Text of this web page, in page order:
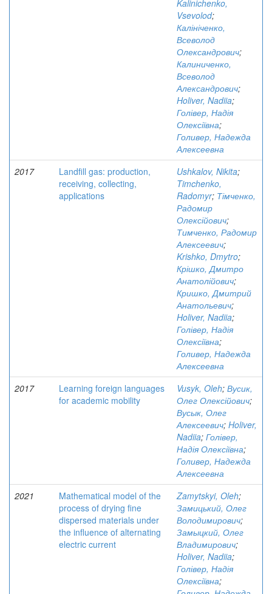
Kalinichenko,
Vsevolod;
Калініченко,
Всеволод
Олександрович;
Калиниченко,
Всеволод
Александрович;
Holiver, Nadiia;
Голівер, Надія
Олексіївна;
Голивер, Надежда
Алексеевна
2017
Landfill gas: production,
receiving, collecting,
applications
Ushkalov, Nikita;
Timchenko,
Radomyr; Тімченко,
Радомир
Олексійович;
Тимченко, Радомир
Алексеевич;
Krishko, Dmytro;
Крішко, Дмитро
Анатолійович;
Кришко, Дмитрий
Анатольевич;
Holiver, Nadiia;
Голівер, Надія
Олексіївна;
Голивер, Надежда
Алексеевна
2017
Learning foreign languages
for academic mobility
Vusyk, Oleh; Вусик,
Олег Олексійович;
Вусык, Олег
Алексеевич; Holiver,
Nadiia; Голівер,
Надія Олексіївна;
Голивер, Надежда
Алексеевна
2021
Mathematical model of the
process of drying fine
dispersed materials under
the influence of alternating
electric current
Zamytskyi, Oleh;
Замицький, Олег
Володимирович;
Замыцкий, Олег
Владимирович;
Holiver, Nadiia;
Голівер, Надія
Олексіївна;